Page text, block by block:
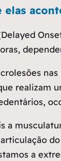
realizam
a
a